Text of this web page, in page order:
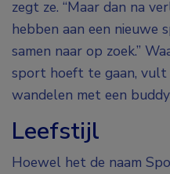
zegt ze. “Maar dan na
hebben aan een nieuwe
samen naar op zoek.”
sport hoeft te gaan, vult
wandelen met een buddy
Leefstijl
Hoewel het de naam